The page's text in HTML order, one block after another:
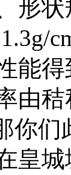
形
能
由秸
你
皇